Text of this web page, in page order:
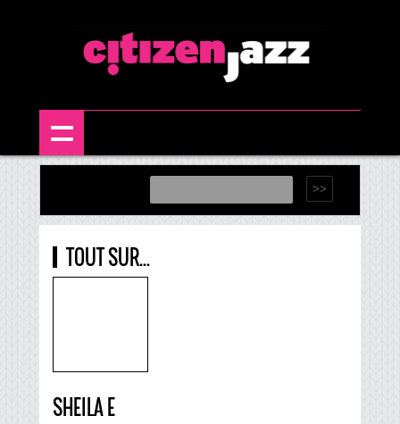
TOUT SUR...
SHEILA E